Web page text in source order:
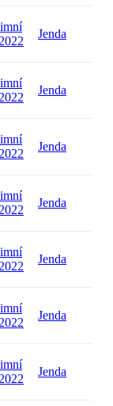
Jenda
Jenda
Jenda
Jenda
Jenda
Jenda
Jenda